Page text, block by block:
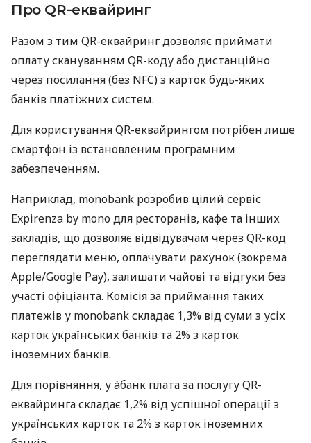
Про QR-еквайринг
Разом з тим QR-еквайринг дозволяє приймати
оплату скануванням QR-коду або дистанційно
через посилання (без NFC) з карток будь-яких
банків платіжних систем.
Для користування QR-еквайрингом потрібен лише
смартфон із встановленим програмним
забезпеченням.
Наприклад, monobank розробив цілий сервіс
Expirenza by mono для ресторанів, кафе та інших
закладів, що дозволяє відвідувачам через QR-код
переглядати меню, оплачувати рахунок (зокрема
Apple/Google Pay), залишати чайові та відгуки без
участі офіціанта. Комісія за приймання таких
платежів у monobank складає 1,3% від суми з усіх
карток українських банків та 2% з карток
іноземних банків.
Для порівняння, у àбанк плата за послугу QR-
еквайринга складає 1,2% від успішної операції з
українських карток та 2% з карток іноземних